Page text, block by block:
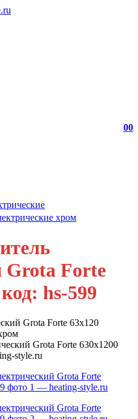
00
хром
Grota Forte
hs-599
Grota Forte 63х120